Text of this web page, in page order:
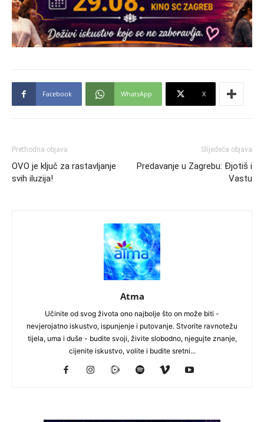
Facebook WhatsApp X
Prethodna objava
OVO je ključ za rastavljanje
svih iluzija!
Slijedeća objava
Predavanje u Zagrebu: Đjotiš i
Vastu
Atma
Učinite od svog života ono najbolje što on može biti -
nevjerojatno iskustvo, ispunjenje i putovanje. Stvorite ravnotežu
tijela, uma i duše - budite svoji, živite slobodno, njegujte znanje,
cijenite iskustvo, volite i budite sretni...